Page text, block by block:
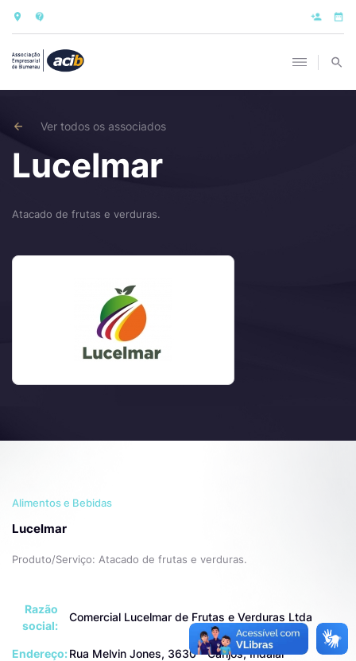
Ver todos os associados
Lucelmar
Atacado de frutas e verduras.
Alimentos e Bebidas
Lucelmar
Produto/Serviço: Atacado de frutas e verduras.
Razão
social:
Comercial Lucelmar de Frutas e Verduras Ltda
Endereço:Rua Melvin Jones, 3630 - Carijós, Indaial